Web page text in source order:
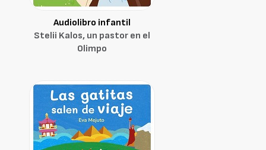
Audiolibro infantil
Stelii Kalos, un pastor en el
Olimpo